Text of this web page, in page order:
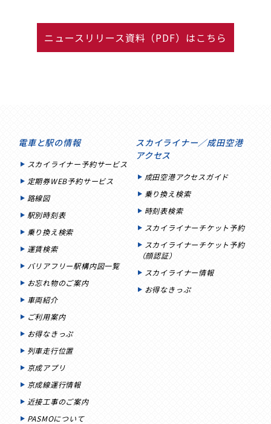
ニュースリリース資料（PDF）はこちら
電車と駅の情報
スカイライナー予約サービス
定期券WEB予約サービス
路線図
駅別時刻表
乗り換え検索
運賃検索
バリアフリー駅構内図一覧
お忘れ物のご案内
車両紹介
ご利用案内
お得なきっぷ
列車走行位置
京成アプリ
京成線運行情報
近接工事のご案内
PASMOについて
スカイライナー／成田空港
アクセス
成田空港アクセスガイド
乗り換え検索
時刻表検索
スカイライナーチケット予約
スカイライナーチケット予約
（顔認証）
スカイライナー情報
お得なきっぷ